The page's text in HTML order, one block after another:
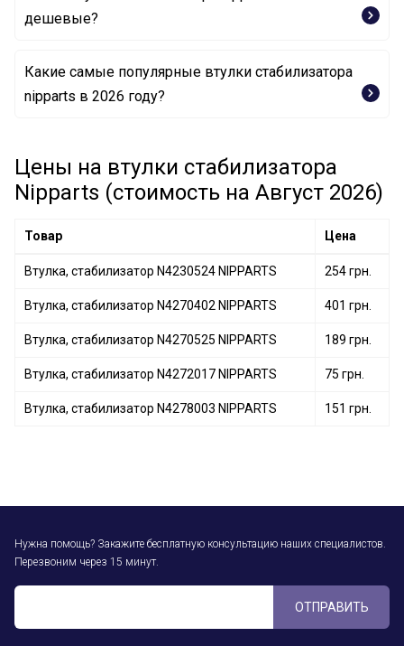
дешевые?
Втулка, стабилизатор N4272020 NIPPARTS
Втулка, стабилизатор N4294002 NIPPARTS
Какие самые популярные втулки стабилизатора
nipparts в 2026 году?
Втулка, стабилизатор N4270908 NIPPARTS
Втулка, стабилизатор N4272019 NIPPARTS
Цены на втулки стабилизатора
Nipparts (стоимость на Август 2026)
Товар Цена
Втулка, стабилизатор N4230524 NIPPARTS 254 грн.
Втулка, стабилизатор N4270402 NIPPARTS 401 грн.
Втулка, стабилизатор N4270525 NIPPARTS 189 грн.
Втулка, стабилизатор N4272017 NIPPARTS 75 грн.
Втулка, стабилизатор N4278003 NIPPARTS 151 грн.
Нужна помощь? Закажите бесплатную консультацию наших специалистов.
Перезвоним через 15 минут.
ОТПРАВИТЬ